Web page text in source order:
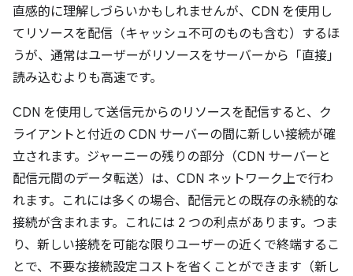
直感的に理解しづらいかもしれませんが、CDN を使用し
てリソースを配信（キャッシュ不可のものも含む）するほ
うが、通常はユーザーがリソースをサーバーから「直接」
読み込むよりも高速です。
CDN を使用して送信元からのリソースを配信すると、ク
ライアントと付近の CDN サーバーの間に新しい接続が確
立されます。ジャーニーの残りの部分（CDN サーバーと
配信元間のデータ転送）は、CDN ネットワーク上で行わ
れます。これには多くの場合、配信元との既存の永続的な
接続が含まれます。これには 2 つの利点があります。つま
り、新しい接続を可能な限りユーザーの近くで終端するこ
とで、不要な接続設定コストを省くことができます（新し